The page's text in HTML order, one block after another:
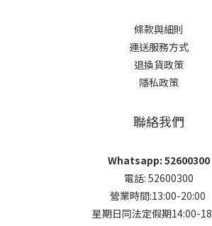
條款與細則
運送服務方式
退換貨政策
隱私政策
聯絡我們
Whatsapp: 52600300
電話: 52600300
營業時間:13:00-20:00
星期日同法定假期14:00-